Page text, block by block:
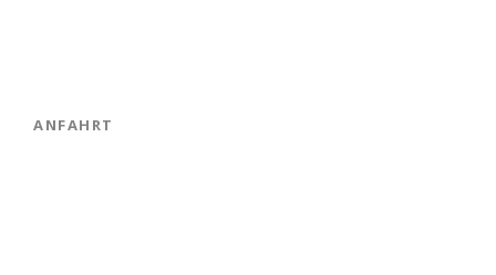
ANFAHRT